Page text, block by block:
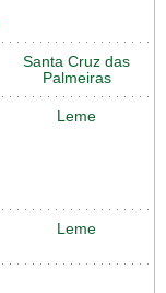
Santa Cruz das
Palmeiras
Leme
Leme